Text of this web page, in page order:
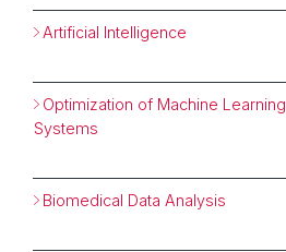
Artificial Intelligence
Optimization of Machine Learning
Systems
Biomedical Data Analysis